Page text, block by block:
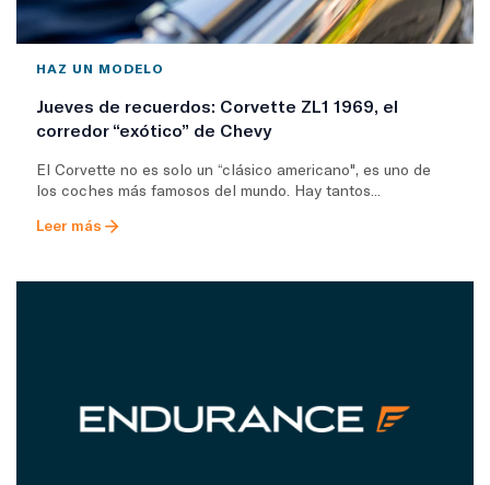
HAZ UN MODELO
Jueves de recuerdos: Corvette ZL1 1969, el
corredor “exótico” de Chevy
El Corvette no es solo un “clásico americano", es uno de
los coches más famosos del mundo. Hay tantos...
Leer más